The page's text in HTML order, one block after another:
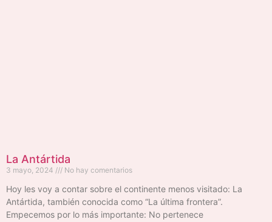
La Antártida
3 mayo, 2024 No hay comentarios
Hoy les voy a contar sobre el continente menos visitado: La
Antártida, también conocida como “La última frontera”.
Empecemos por lo más importante: No pertenece